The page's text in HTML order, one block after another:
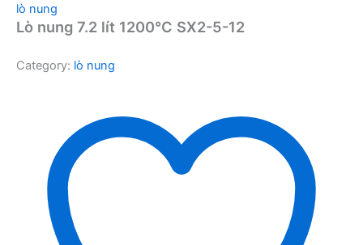
lò nung
Lò nung 7.2 lít 1200°C SX2-5-12
Category: lò nung